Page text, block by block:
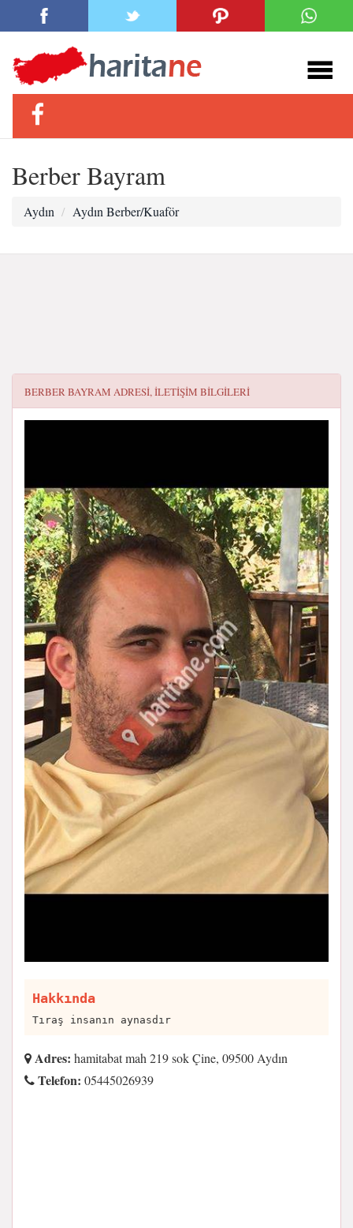
Berber Bayram
Aydın Aydın Berber/Kuaför
BERBER BAYRAM ADRESI, ILETIŞIM BILGILERI
Hakkında
Tıraş insanın aynasdır
Adres: hamitabat mah 219 sok Çine, 09500 Aydın
Telefon: 05445026939